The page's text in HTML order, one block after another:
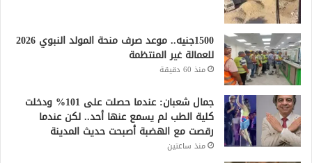
1500جنيه.. موعد صرف منحة المولد النبوي 2026
للعمالة غير المنتظمة
منذ 60 دقيقة
جمال شعبان: عندما حصلت على 101% ودخلت
كلية الطب لم يسمع عنها أحد.. لكن عندما
رقصت مع الهضبة أصبحت حديث المدينة
منذ ساعتين